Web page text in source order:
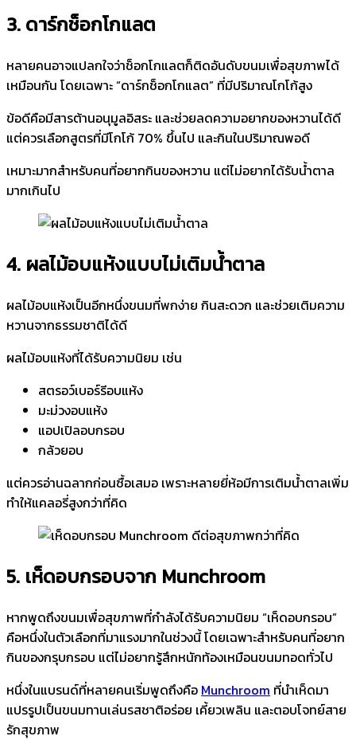
3. ดาร์กช็อกโกแลต
หลายคนอาจแปลกใจว่าช็อกโกแลตก็ติดอันดับขนมเพื่อสุขภาพได้
เหมือนกัน โดยเฉพาะ “ดาร์กช็อกโกแลต” ที่มีปริมาณโกโก้สูง
ข้อดีคือมีสารต้านอนุมูลอิสระ และช่วยลดความอยากของหวานได้ดี
แต่ควรเลือกสูตรที่มีโกโก้ 70% ขึ้นไป และกินในปริมาณพอดี
เหมาะมากสำหรับคนที่อยากกินของหวาน แต่ไม่อยากได้รับน้ำตาล
มากเกินไป
4. ผลไม้อบแห้งแบบไม่เติมน้ำตาล
ผลไม้อบแห้งเป็นอีกหนึ่งขนมที่พกง่าย กินสะดวก และช่วยเติมความ
หวานจากธรรมชาติได้ดี
ผลไม้อบแห้งที่ได้รับความนิยม เช่น
สตรอว์เบอร์รีอบแห้ง
มะม่วงอบแห้ง
แอปเปิลอบกรอบ
กล้วยอบ
แต่ควรอ่านฉลากก่อนซื้อเสมอ เพราะหลายยี่ห้อมีการเติมน้ำตาลเพิ่ม
ทำให้แคลอรี่สูงกว่าที่คิด
5. เห็ดอบกรอบจาก Munchroom
หากพูดถึงขนมเพื่อสุขภาพที่กำลังได้รับความนิยม “เห็ดอบกรอบ”
คือหนึ่งในตัวเลือกที่มาแรงมากในช่วงนี้ โดยเฉพาะสำหรับคนที่อยาก
กินของกรุบกรอบ แต่ไม่อยากรู้สึกหนักท้องเหมือนขนมทอดทั่วไป
หนึ่งในแบรนด์ที่หลายคนเริ่มพูดถึงคือ Munchroom ที่นำเห็ดมา
แปรรูปเป็นขนมทานเล่นรสชาติอร่อย เคี้ยวเพลิน และตอบโจทย์สาย
รักสุขภาพ